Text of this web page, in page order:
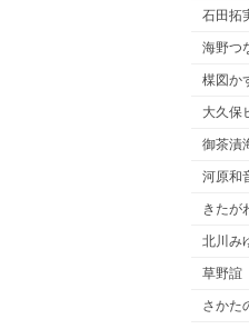
石田拓
海野つ
楳図か
大久保
御茶漬
河原和
きたが
北川み
草野誼
さかた